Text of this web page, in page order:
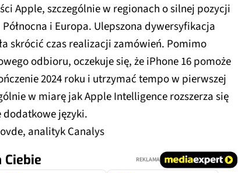
Apple, szczególnie w regionach o silnej pozycji
i Europa. Ulepszona dywersyfikacja
skrócić czas realizacji zamówień. Pomimo
odbioru, oczekuje się, że iPhone 16 pomoże
2024 roku i utrzymać tempo w pierwszej
w miarę jak Apple Intelligence rozszerza się
dodatkowe języki.
analityk Canalys
REKLAMA